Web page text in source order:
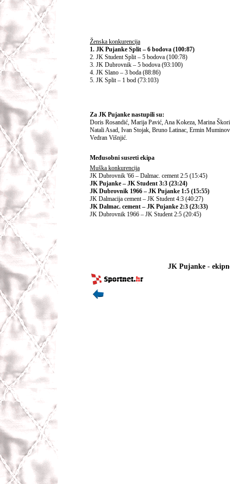
Ženska konkurencija
1. JK Pujanke Split – 6 bodova (100:87)
2. JK Student Split – 5 bodova (100:78)
3. JK Dubrovnik – 5 bodova (93:100)
4. JK Slano – 3 boda (88:86)
5. JK Split – 1 bod (73:103)
Za JK Pujanke nastupili su:
Doris Rosandić, Marija Pavić, Ana Kokeza, Marina
Natali Asad, Ivan Stojak, Bruno Latinac, Ermin
Vedran Višnjić.
Međusobni susreti ekipa
Muška konkurencija
JK Dubrovnik '66 – Dalmac. cement 2:5 (15:45)
JK Pujanke – JK Student 3:3 (23:24)
JK Dubrovnik 1966 – JK Pujanke 1:5 (15:55)
JK Dalmacija cement – JK Student 4:3 (40:27)
JK Dalmac. cement – JK Pujanke 2:3 (23:33)
JK Dubrovnik 1966 – JK Student 2:5 (20:45)
JK Pujanke -